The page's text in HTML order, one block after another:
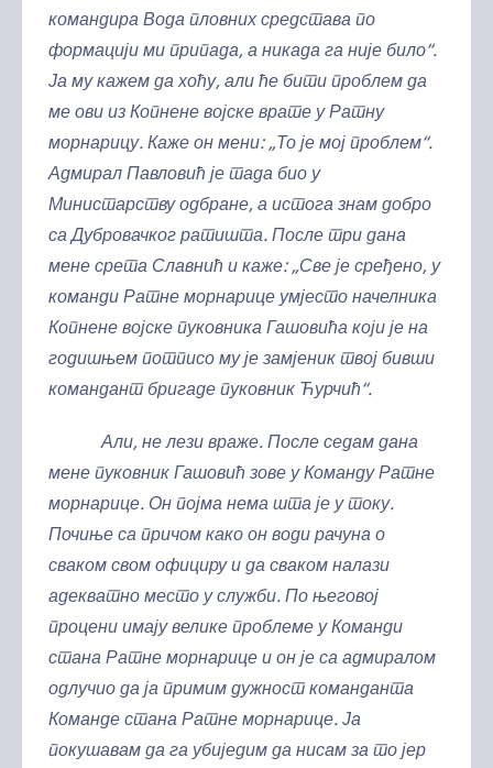
командира Вода пловних средстава по
формацији ми припада, а никада га није било“.
Ја му кажем да хоћу, али ће бити проблем да
ме ови из Копнене војске врате у Ратну
морнарицу. Каже он мени: „То је мој проблем“.
Адмирал Павловић је тада био у
Министарству одбране, а истога знам добро
са Дубровачког ратишта. После три дана
мене срета Славнић и каже: „Све је сређено, у
команди Ратне морнарице умјесто начелника
Копнене војске пуковника Гашовића који је на
годишњем потписо му је замјеник твој бивши
командант бригаде пуковник Ћурчић“.
Али, не лези враже. После седам дана
мене пуковник Гашовић зове у Команду Ратне
морнарице. Он појма нема шта је у току.
Почиње са причом како он води рачуна о
сваком свом официру и да сваком налази
адекватно место у служби. По његовој
процени имају велике проблеме у Команди
стана Ратне морнарице и он је са адмиралом
одлучио да ја примим дужност команданта
Команде стана Ратне морнарице. Ја
покушавам да га убиједим да нисам за то јер